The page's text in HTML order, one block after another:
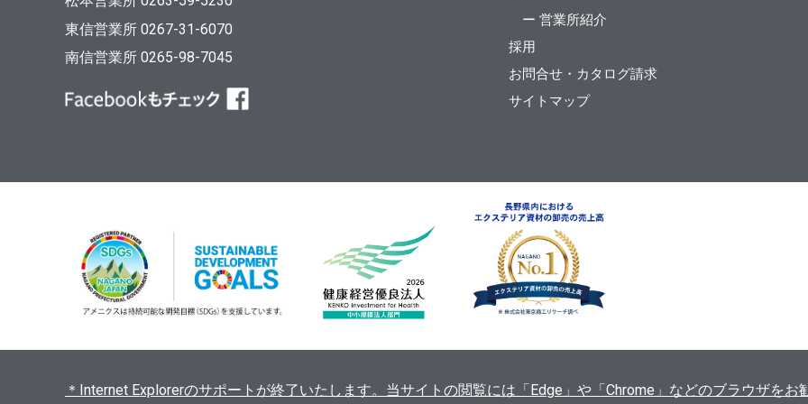
東信営業所 0267-31-6070
南信営業所 0265-98-7045
ー 営業所紹介
採用
お問合せ・カタログ請求
サイトマップ
＊Internet Explorerのサポートが終了いたします。当サイトの閲覧には「Edge」や「Chrome」などのブラウザをお